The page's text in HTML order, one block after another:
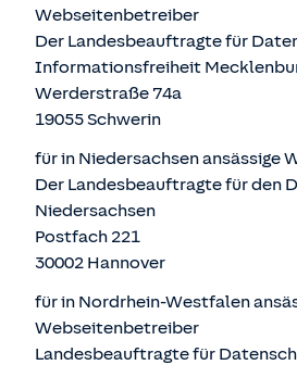
Webseitenbetreiber
Der Landesbeauftragte für
Informationsfreiheit
Werderstraße 74a
19055 Schwerin
für in Niedersachsen ansässige
Der Landesbeauftragte für den
Niedersachsen
Postfach 221
30002 Hannover
für in Nordrhein-Westfalen
Webseitenbetreiber
Landesbeauftragte für